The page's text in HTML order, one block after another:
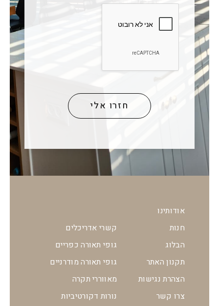
אודותינו
חנות
הבלוג
תקנון האתר
הצהרת נגישות
צרו קשר
קשרי אדריכלים
גופי תאורה כפריים
גופי תאורה מודרניים
מאווררי תקרה
נורות דקורטיביות